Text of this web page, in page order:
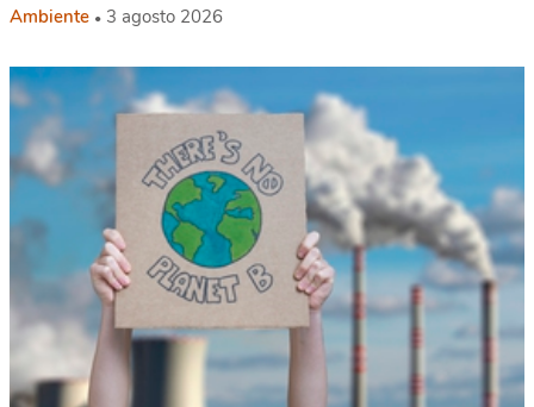
Ambiente 3 agosto 2026